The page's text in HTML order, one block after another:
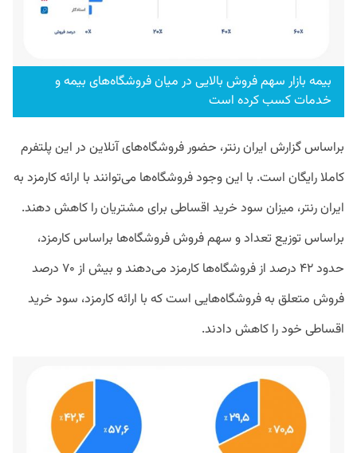
بیمه بازار سهم فروش بالایی در میان فروشگاه‌های بیمه و
خدمات کسب کرده است
براساس گزارش ایران‌ رنتر، حضور فروشگاه‌های آنلاین در این پلتفرم
کاملا رایگان است. با این وجود فروشگاه‌ها می‌توانند با ارائه کارمزد به
ایران‌ رنتر، میزان سود خرید اقساطی برای مشتریان را کاهش دهند.
براساس توزیع تعداد و سهم فروش فروشگاه‌ها براساس کارمزد،
حدود ۴۲ درصد از فروشگاه‌ها کارمزد می‌دهند و بیش از ۷۰ درصد
فروش متعلق به فروشگاه‌هایی است که با ارائه کارمزد، سود خرید
اقساطی خود را کاهش دادند.